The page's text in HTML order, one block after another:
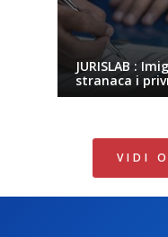
JURISLAB :
stranaca i
VIDI